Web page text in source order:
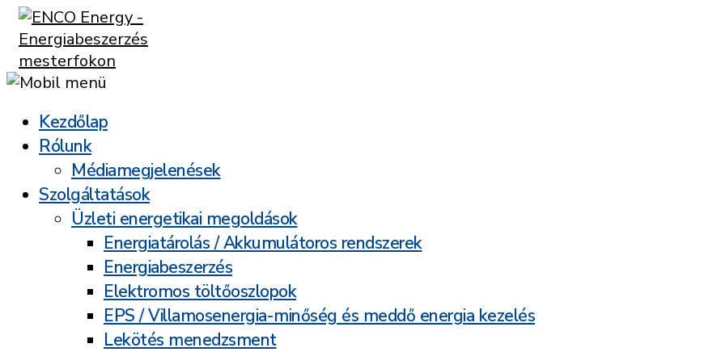
Kezdőlap
Rólunk
Médiamegjelenések
Szolgáltatások
Üzleti energetikai megoldások
Energiatárolás / Akkumulátoros rendszerek
Energiabeszerzés
Elektromos töltőoszlopok
EPS / Villamosenergia-minőség és meddő energia kezelés
Lekötés menedzsment